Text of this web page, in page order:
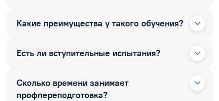
Какие преимущества у такого обучения?
Есть ли вступительные испытания?
Сколько времени занимает
профпереподготовка?